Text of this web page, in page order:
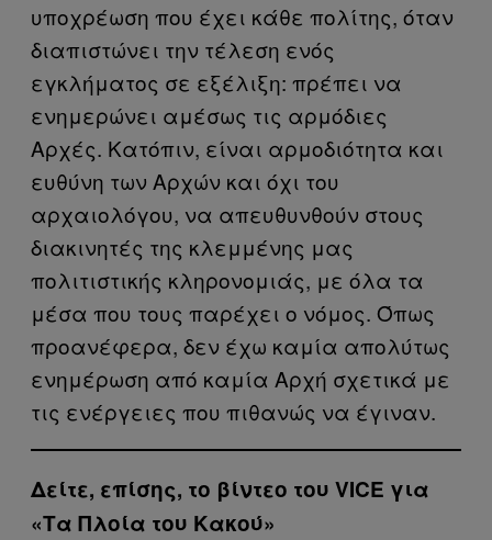
υποχρέωση που έχει κάθε πολίτης, όταν
διαπιστώνει την τέλεση ενός
εγκλήματος σε εξέλιξη: πρέπει να
ενημερώνει αμέσως τις αρμόδιες
Αρχές. Κατόπιν, είναι αρμοδιότητα και
ευθύνη των Αρχών και όχι του
αρχαιολόγου, να απευθυνθούν στους
διακινητές της κλεμμένης μας
πολιτιστικής κληρονομιάς, με όλα τα
μέσα που τους παρέχει ο νόμος. Όπως
προανέφερα, δεν έχω καμία απολύτως
ενημέρωση από καμία Αρχή σχετικά με
τις ενέργειες που πιθανώς να έγιναν.
Δείτε, επίσης, το βίντεο του VICE για
«Τα Πλοία του Κακού»